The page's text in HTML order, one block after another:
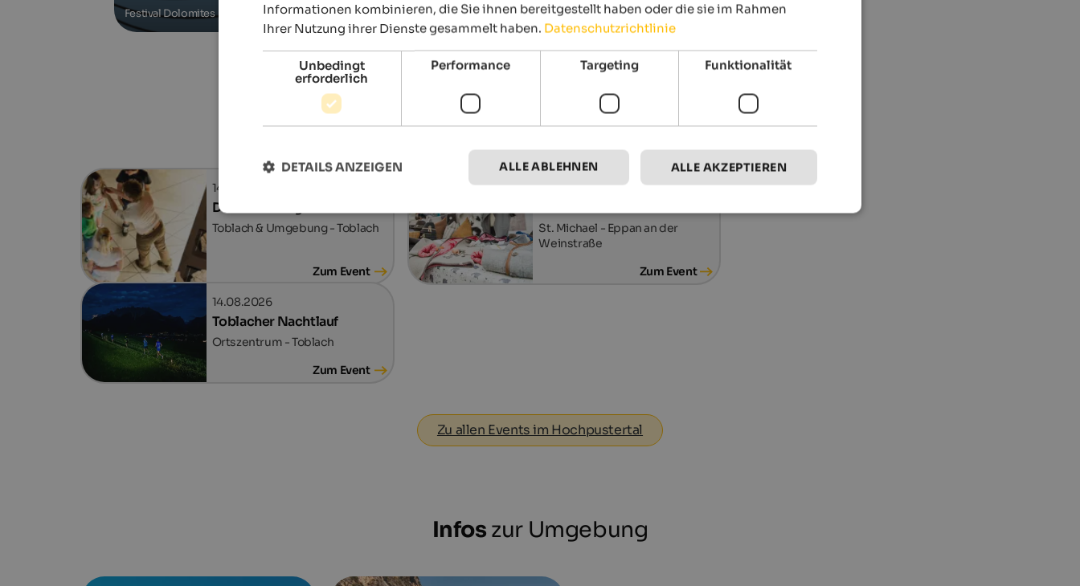
Festival Dolomites
Eventsim Hochpustertal
14.07. - 18.08.2026
Dolomiti Ranger
Toblach & Umgebung - Toblach
Zum Event
09.08.2026, 29.08.2026, …
St. Michael - Eppan an der
Weinstraße
Zum Event
14.08.2026
Toblacher Nachtlauf
Ortszentrum - Toblach
Zum Event
Zu allen Events im Hochpustertal
Infos zur Umgebung
Informationen kombinieren, die Sie ihnen bereitgestellt haben oder die sie im Rahmen
Ihrer Nutzung ihrer Dienste gesammelt haben. Datenschutzrichtlinie
Unbedingt
erforderlich
Performance Targeting Funktionalität
ALLE AKZEPTIEREN
ALLE ABLEHNEN
DETAILS ANZEIGEN